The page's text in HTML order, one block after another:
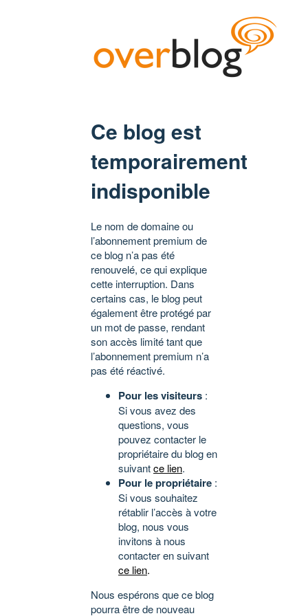
Ce blog est
temporairement
indisponible
Le nom de domaine ou
l’abonnement premium de
ce blog n’a pas été
renouvelé, ce qui explique
cette interruption. Dans
certains cas, le blog peut
également être protégé par
un mot de passe, rendant
son accès limité tant que
l’abonnement premium n’a
pas été réactivé.
Pour les visiteurs :
Si vous avez des
questions, vous
pouvez contacter le
propriétaire du blog en
suivantce lien.
Pour le propriétaire :
Si vous souhaitez
rétablir l’accès à votre
blog, nous vous
invitons à nous
contacter en suivant
ce lien.
Nous espérons que ce blog
pourra être de nouveau